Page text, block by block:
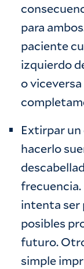
para
paciente
izquierdo
o
Extirpar un
hacerlo
frecuencia.
intenta ser
posibles
futuro.
simple